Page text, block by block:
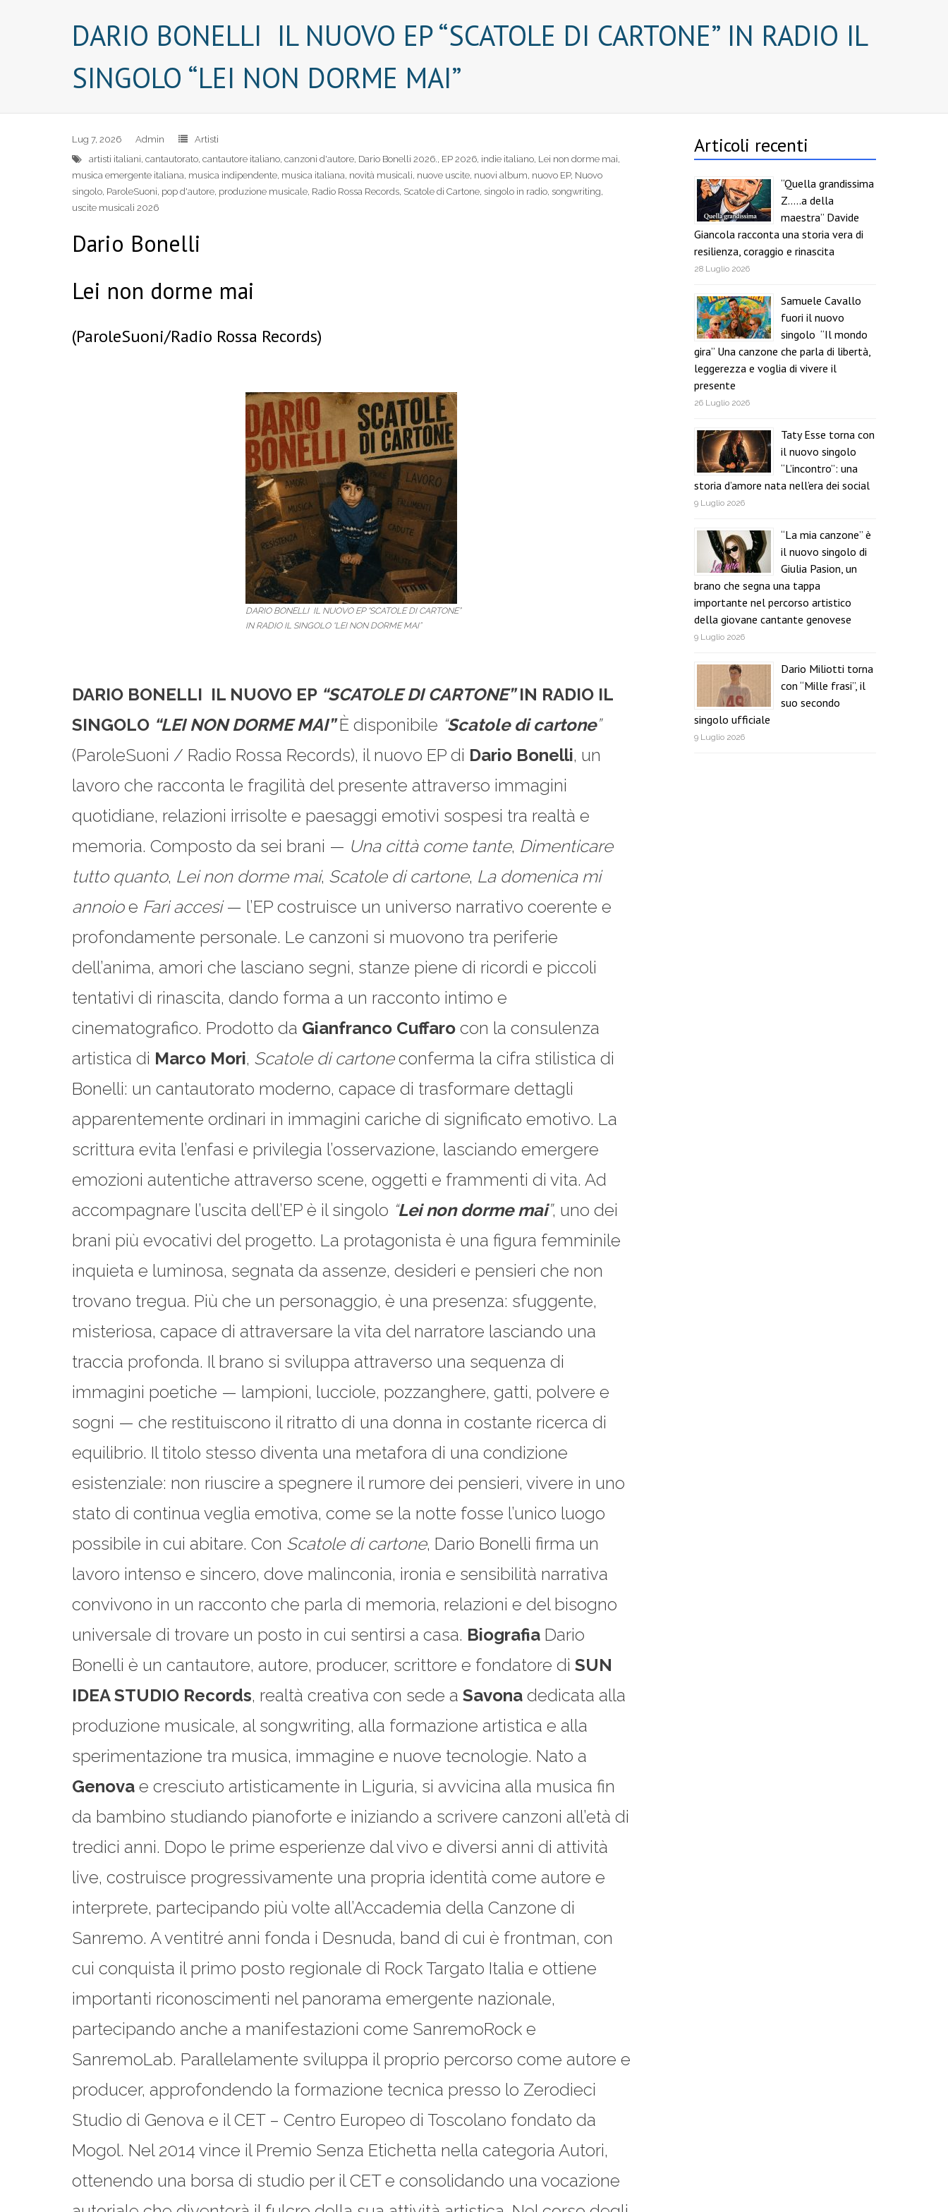
DARIO BONELLI IL NUOVO EP “SCATOLE DI CARTONE” IN RADIO IL
SINGOLO “LEI NON DORME MAI”
Lug 7, 2026 Admin
Artisti
artisti italiani, cantautorato, cantautore italiano, canzoni d'autore, Dario Bonelli 2026., EP 2026, indie italiano, Lei non dorme mai,
musica emergente italiana, musica indipendente, musica italiana, novità musicali, nuove uscite, nuovi album, nuovo EP, Nuovo
singolo, ParoleSuoni, pop d'autore, produzione musicale, Radio Rossa Records, Scatole di Cartone, singolo in radio, songwriting,
uscite musicali 2026
Dario Bonelli
Lei non dorme mai
(ParoleSuoni/Radio Rossa Records)
DARIO BONELLI IL NUOVO EP “SCATOLE DI CARTONE”
IN RADIO IL SINGOLO “LEI NON DORME MAI”
DARIO BONELLI IL NUOVO EP “SCATOLE DI CARTONE” IN RADIO IL
SINGOLO “LEI NON DORME MAI”È disponibile “Scatole di cartone”
(ParoleSuoni / Radio Rossa Records), il nuovo EP di Dario Bonelli, un
lavoro che racconta le fragilità del presente attraverso immagini
quotidiane, relazioni irrisolte e paesaggi emotivi sospesi tra realtà e
memoria. Composto da sei brani — Una città come tante, Dimenticare
tutto quanto, Lei non dorme mai, Scatole di cartone, La domenica mi
annoioe Fari accesi— l’EP costruisce un universo narrativo coerente e
profondamente personale. Le canzoni si muovono tra periferie
dell’anima, amori che lasciano segni, stanze piene di ricordi e piccoli
tentativi di rinascita, dando forma a un racconto intimo e
cinematografico. Prodotto da Gianfranco Cuffaro con la consulenza
artistica di Marco Mori, Scatole di cartoneconferma la cifra stilistica di
Bonelli: un cantautorato moderno, capace di trasformare dettagli
apparentemente ordinari in immagini cariche di significato emotivo. La
scrittura evita l’enfasi e privilegia l’osservazione, lasciando emergere
emozioni autentiche attraverso scene, oggetti e frammenti di vita. Ad
accompagnare l’uscita dell’EP è il singolo “Lei non dorme mai”, uno dei
brani più evocativi del progetto. La protagonista è una figura femminile
inquieta e luminosa, segnata da assenze, desideri e pensieri che non
trovano tregua. Più che un personaggio, è una presenza: sfuggente,
misteriosa, capace di attraversare la vita del narratore lasciando una
traccia profonda. Il brano si sviluppa attraverso una sequenza di
immagini poetiche — lampioni, lucciole, pozzanghere, gatti, polvere e
sogni — che restituiscono il ritratto di una donna in costante ricerca di
equilibrio. Il titolo stesso diventa una metafora di una condizione
esistenziale: non riuscire a spegnere il rumore dei pensieri, vivere in uno
stato di continua veglia emotiva, come se la notte fosse l’unico luogo
possibile in cui abitare. Con Scatole di cartone, Dario Bonelli firma un
lavoro intenso e sincero, dove malinconia, ironia e sensibilità narrativa
convivono in un racconto che parla di memoria, relazioni e del bisogno
universale di trovare un posto in cui sentirsi a casa. Biografia Dario
Bonelli è un cantautore, autore, producer, scrittore e fondatore di SUN
IDEA STUDIO Records, realtà creativa con sede a Savona dedicata alla
produzione musicale, al songwriting, alla formazione artistica e alla
sperimentazione tra musica, immagine e nuove tecnologie. Nato a
Genova e cresciuto artisticamente in Liguria, si avvicina alla musica fin
da bambino studiando pianoforte e iniziando a scrivere canzoni all’età di
tredici anni. Dopo le prime esperienze dal vivo e diversi anni di attività
live, costruisce progressivamente una propria identità come autore e
interprete, partecipando più volte all’Accademia della Canzone di
Sanremo. A ventitré anni fonda i Desnuda, band di cui è frontman, con
cui conquista il primo posto regionale di Rock Targato Italia e ottiene
importanti riconoscimenti nel panorama emergente nazionale,
partecipando anche a manifestazioni come SanremoRock e
SanremoLab. Parallelamente sviluppa il proprio percorso come autore e
producer, approfondendo la formazione tecnica presso lo Zerodieci
Studio di Genova e il CET – Centro Europeo di Toscolano fondato da
Mogol. Nel 2014 vince il Premio Senza Etichetta nella categoria Autori,
ottenendo una borsa di studio per il CET e consolidando una vocazione
Articoli recenti
“Quella grandissima
Z…..a della
maestra” Davide
Giancola racconta una storia vera di
resilienza, coraggio e rinascita
28 Luglio 2026
Samuele Cavallo
fuori il nuovo
singolo “Il mondo
gira” Una canzone che parla di libertà,
leggerezza e voglia di vivere il
presente
26 Luglio 2026
Taty Esse torna con
il nuovo singolo
“L’incontro”: una
storia d’amore nata nell’era dei social
9 Luglio 2026
“La mia canzone” è
il nuovo singolo di
Giulia Pasion, un
brano che segna una tappa
importante nel percorso artistico
della giovane cantante genovese
9 Luglio 2026
Dario Miliotti torna
con “Mille frasi”, il
suo secondo
singolo ufficiale
9 Luglio 2026